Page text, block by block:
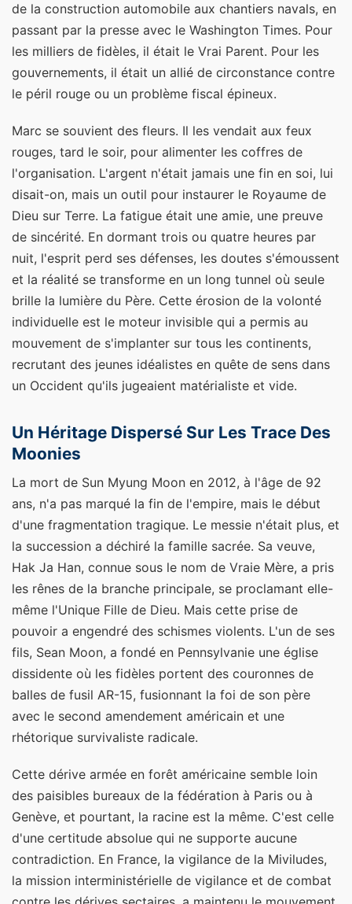
de la construction automobile aux chantiers navals, en
passant par la presse avec le Washington Times. Pour
les milliers de fidèles, il était le Vrai Parent. Pour les
gouvernements, il était un allié de circonstance contre
le péril rouge ou un problème fiscal épineux.
Marc se souvient des fleurs. Il les vendait aux feux
rouges, tard le soir, pour alimenter les coffres de
l'organisation. L'argent n'était jamais une fin en soi, lui
disait-on, mais un outil pour instaurer le Royaume de
Dieu sur Terre. La fatigue était une amie, une preuve
de sincérité. En dormant trois ou quatre heures par
nuit, l'esprit perd ses défenses, les doutes s'émoussent
et la réalité se transforme en un long tunnel où seule
brille la lumière du Père. Cette érosion de la volonté
individuelle est le moteur invisible qui a permis au
mouvement de s'implanter sur tous les continents,
recrutant des jeunes idéalistes en quête de sens dans
un Occident qu'ils jugeaient matérialiste et vide.
Un Héritage Dispersé Sur Les Trace Des
Moonies
La mort de Sun Myung Moon en 2012, à l'âge de 92
ans, n'a pas marqué la fin de l'empire, mais le début
d'une fragmentation tragique. Le messie n'était plus, et
la succession a déchiré la famille sacrée. Sa veuve,
Hak Ja Han, connue sous le nom de Vraie Mère, a pris
les rênes de la branche principale, se proclamant elle-
même l'Unique Fille de Dieu. Mais cette prise de
pouvoir a engendré des schismes violents. L'un de ses
fils, Sean Moon, a fondé en Pennsylvanie une église
dissidente où les fidèles portent des couronnes de
balles de fusil AR-15, fusionnant la foi de son père
avec le second amendement américain et une
rhétorique survivaliste radicale.
Cette dérive armée en forêt américaine semble loin
des paisibles bureaux de la fédération à Paris ou à
Genève, et pourtant, la racine est la même. C'est celle
d'une certitude absolue qui ne supporte aucune
contradiction. En France, la vigilance de la Miviludes,
la mission interministérielle de vigilance et de combat